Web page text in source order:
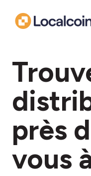
près
vous